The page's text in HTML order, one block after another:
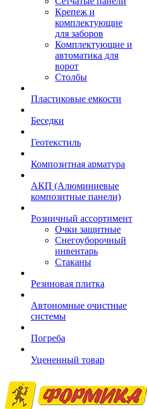
Крепеж и
комплектующие
для заборов
Комплектующие и
автоматика для
ворот
Столбы
Пластиковые емкости
Беседки
Геотекстиль
Композитная арматура
АКП (Алюминиевые
композитные панели)
Розничный ассортимент
Очки защитные
Снегоуборочный
инвентарь
Стаканы
Резиновая плитка
Автономные очистные
системы
Погреба
Уцененный товар